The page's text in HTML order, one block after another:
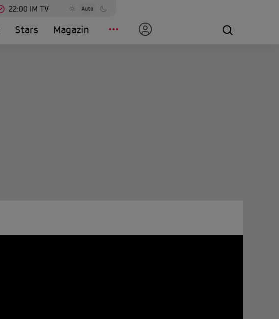
22:00 IM TV Auto
Stars Magazin